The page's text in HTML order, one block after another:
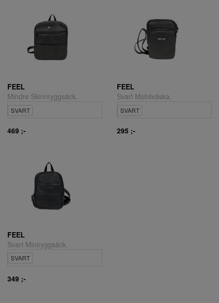
FEEL
Mindre Skinnryggsäck.
SVART
469 ;-
FEEL
Svart Mobilväska.
SVART
295 ;-
FEEL
Svart Miniryggsäck.
SVART
349 ;-